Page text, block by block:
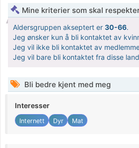
Mine kriterier som skal
Aldersgruppen akseptert er 30-66.
Jeg ønsker kun å bli kontaktet av
Jeg vil ikke bli kontaktet av
Jeg vil bare bli kontaktet fra disse
Bli bedre kjent med meg
Interesser
Internett Dyr Mat